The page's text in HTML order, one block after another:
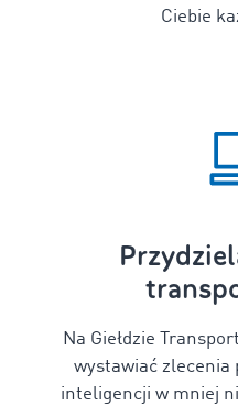
Ciebie
Na Giełdzie
wystawiać zlecenia
inteligencji w mniej